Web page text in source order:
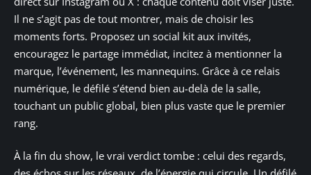
Il ne s’agit pas de tout montrer, mais de choisir les
moments forts. Proposez un social kit aux invités,
encouragez le partage immédiat, incitez à mentionner la
marque, l’événement, les mannequins. Grâce à ce relais
numérique, le défilé s’étend bien au-delà de la salle,
touchant un public global, bien plus vaste que le premier
rang.
À la fin du show, le vrai verdict tombe : celui des regards,